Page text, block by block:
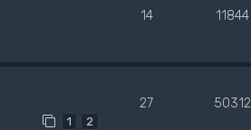
14 11844
1 2
27 50312